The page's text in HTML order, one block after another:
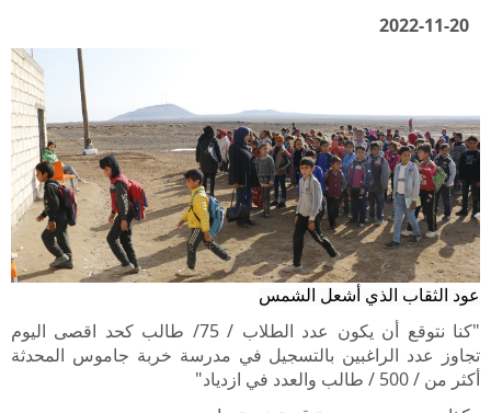
2022-11-20
عود الثقاب الذي أشعل الشمس
"كنا نتوقع أن يكون عدد الطلاب / 75/ طالب كحد اقصى اليوم
تجاوز عدد الراغبين بالتسجيل في مدرسة خربة جاموس المحدثة
أكثر من / 500 / طالب والعدد في ازدياد"